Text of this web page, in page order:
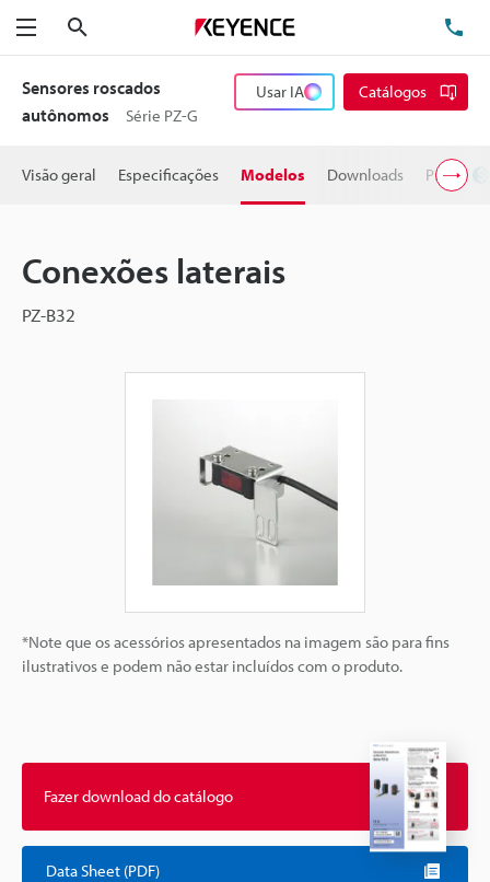
Menu
Sensores roscados
autônomos
Série PZ-G
Usar IA Catálogos
Visão geral Especificações Modelos Downloads Preço
Conexões laterais
PZ-B32
*Note que os acessórios apresentados na imagem são para fins
ilustrativos e podem não estar incluídos com o produto.
Fazer download do catálogo
Data Sheet (PDF)